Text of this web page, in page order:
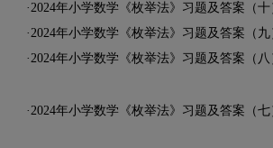
·2024年小学数学《枚举法》习题及答案（十
·2024年小学数学《枚举法》习题及答案（九
·2024年小学数学《枚举法》习题及答案（八
·2024年小学数学《枚举法》习题及答案（七